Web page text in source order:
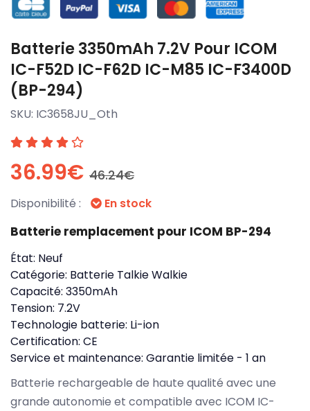
Batterie 3350mAh 7.2V Pour ICOM
IC-F52D IC-F62D IC-M85 IC-F3400D
(BP-294)
SKU: IC3658JU_Oth
36.99€ 46.24€
Disponibilité : En stock
Batterie remplacement pour ICOM BP-294
État: Neuf
Catégorie: Batterie Talkie Walkie
Capacité: 3350mAh
Tension: 7.2V
Technologie batterie: Li-ion
Certification: CE
Service et maintenance: Garantie limitée - 1 an
Batterie rechargeable de haute qualité avec une
grande autonomie et compatible avec ICOM IC-